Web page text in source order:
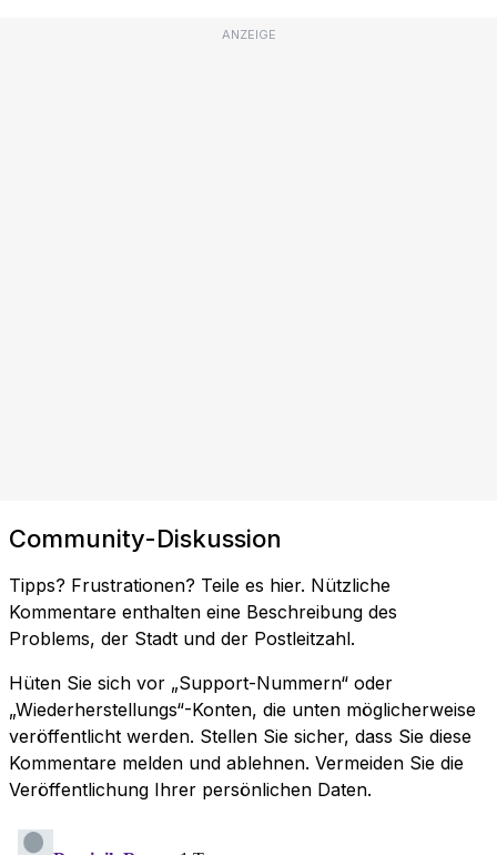
ANZEIGE
Community-Diskussion
Tipps? Frustrationen? Teile es hier. Nützliche
Kommentare enthalten eine Beschreibung des
Problems, der Stadt und der Postleitzahl.
Hüten Sie sich vor „Support-Nummern“ oder
„Wiederherstellungs“-Konten, die unten möglicherweise
veröffentlicht werden. Stellen Sie sicher, dass Sie diese
Kommentare melden und ablehnen. Vermeiden Sie die
Veröffentlichung Ihrer persönlichen Daten.